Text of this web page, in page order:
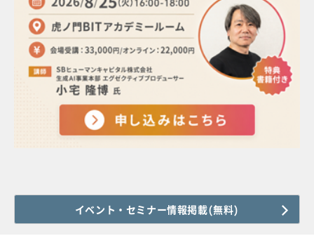
イベント・セミナー情報掲載(無料)